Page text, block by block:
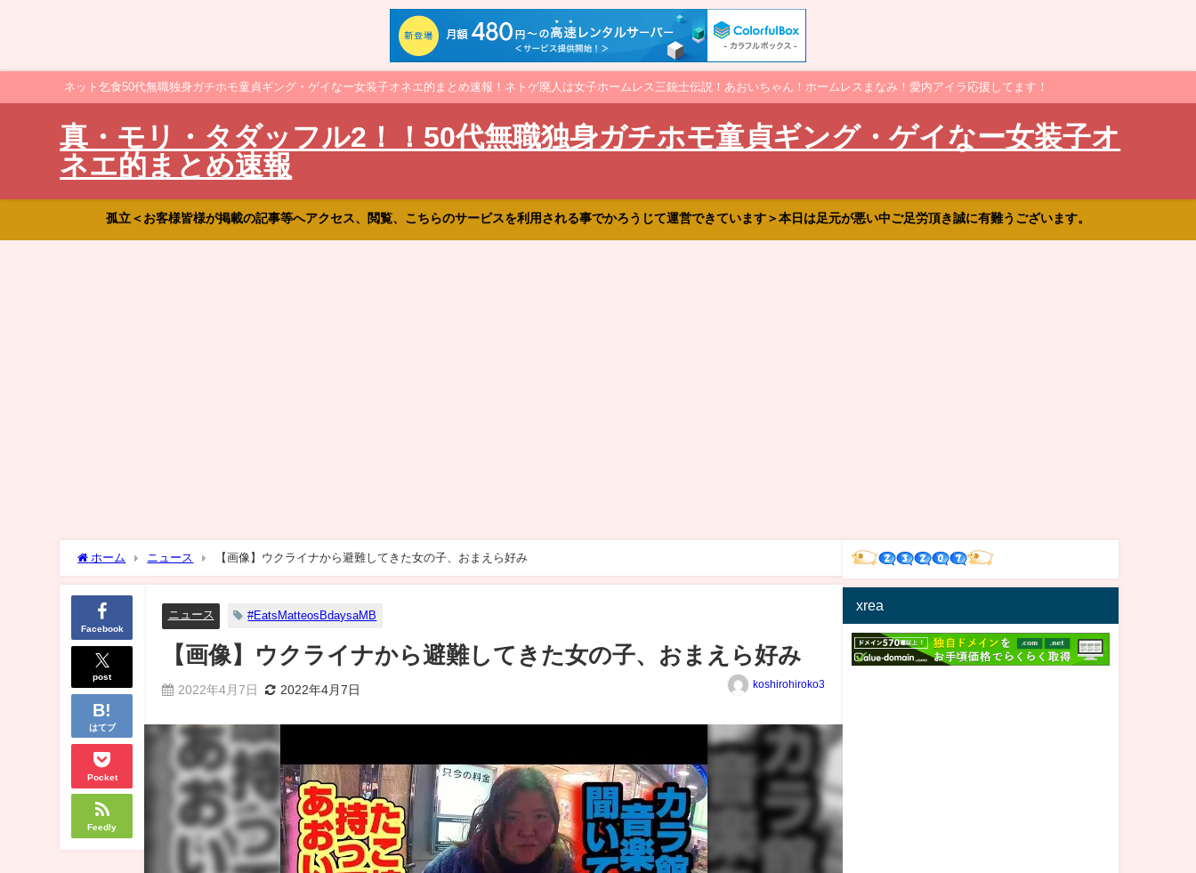
ネット乞食50代無職独身ガチホモ童貞ギング・ゲイなー女装子オネエ的まとめ速報！ネトゲ廃人は女子ホームレス三銃士伝説！あおいちゃん！ホームレスまなみ！愛内アイラ応援してます！
真・モリ・タダッフル2！！50代無職独身ガチホモ童貞ギング・ゲイなー女装子オ
ネエ的まとめ速報
孤立＜お客様皆様が掲載の記事等へアクセス、閲覧、こちらのサービスを利用される事でかろうじて運営できています＞本日は足元が悪い中ご足労頂き誠に有難うございます。
ホーム ニュース 【画像】ウクライナから避難してきた女の子、おまえら好み
Facebook
post
はてブ
Pocket
Feedly
ニュース #EatsMatteosBdaysaMB
【画像】ウクライナから避難してきた女の子、おまえら好み
2022年4月7日 2022年4月7日 koshirohiroko3
xrea